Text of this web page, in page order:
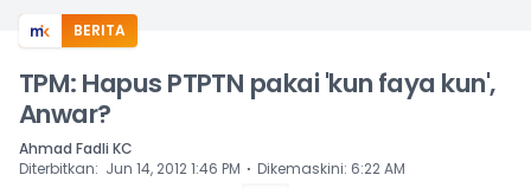
BERITA
TPM: Hapus PTPTN pakai 'kun faya kun',
Anwar?
Ahmad Fadli KC
Diterbitkan: Jun 14, 2012 1:46 PM ⋅ Dikemaskini: 6:22 AM